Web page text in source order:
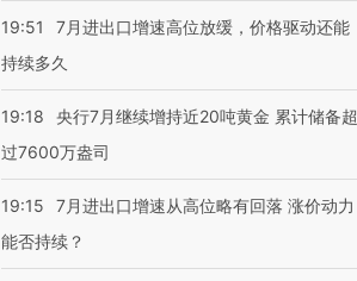
19:51
7月进出口增速高位放缓，价格驱动还能
持续多久
19:18
央行7月继续增持近20吨黄金 累计储备超
过7600万盎司
19:15
7月进出口增速从高位略有回落 涨价动力
能否持续？